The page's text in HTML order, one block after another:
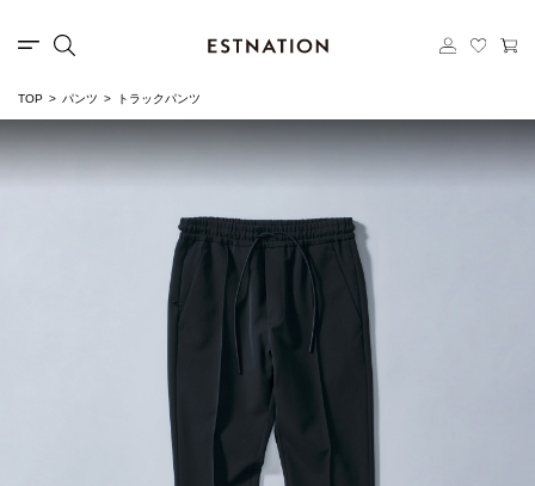
TOP パンツ トラックパンツ